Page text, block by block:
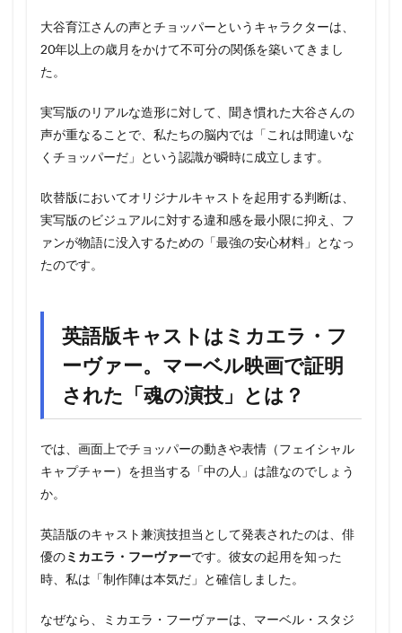
大谷育江さんの声とチョッパーというキャラクターは、
20年以上の歳月をかけて不可分の関係を築いてきまし
た。
実写版のリアルな造形に対して、聞き慣れた大谷さんの
声が重なることで、私たちの脳内では「これは間違いな
くチョッパーだ」という認識が瞬時に成立します。
吹替版においてオリジナルキャストを起用する判断は、
実写版のビジュアルに対する違和感を最小限に抑え、フ
ァンが物語に没入するための「最強の安心材料」となっ
たのです。
英語版キャストはミカエラ・フ
ーヴァー。マーベル映画で証明
された「魂の演技」とは？
では、画面上でチョッパーの動きや表情（フェイシャル
キャプチャー）を担当する「中の人」は誰なのでしょう
か。
英語版のキャスト兼演技担当として発表されたのは、俳
優のミカエラ・フーヴァーです。彼女の起用を知った
時、私は「制作陣は本気だ」と確信しました。
なぜなら、ミカエラ・フーヴァーは、マーベル・スタジ